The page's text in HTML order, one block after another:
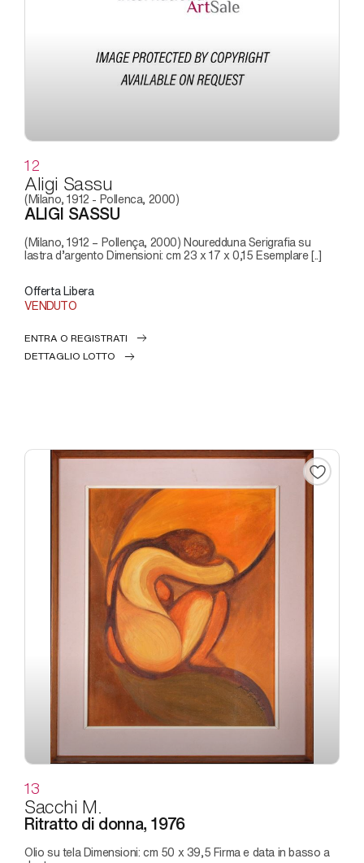
12
Aligi Sassu
(Milano, 1912 - Pollenca, 2000)
ALIGI SASSU
(Milano, 1912 – Pollença, 2000) Nouredduna Serigrafia su
lastra d’argento Dimensioni: cm 23 x 17 x 0,15 Esemplare [..]
Offerta Libera
VENDUTO
ENTRA O REGISTRATI
DETTAGLIO LOTTO
13
Sacchi M.
Ritratto di donna, 1976
Olio su tela Dimensioni: cm 50 x 39,5 Firma e data in basso a